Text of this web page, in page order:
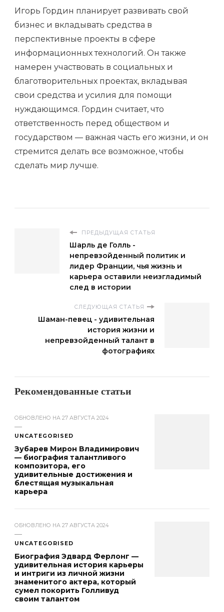
Игорь Гордин планирует развивать свой
бизнес и вкладывать средства в
перспективные проекты в сфере
информационных технологий. Он также
намерен участвовать в социальных и
благотворительных проектах, вкладывая
свои средства и усилия для помощи
нуждающимся. Гордин считает, что
ответственность перед обществом и
государством — важная часть его жизни, и он
стремится делать все возможное, чтобы
сделать мир лучше.
ПРЕДЫДУЩАЯ СТАТЬЯ
Шарль де Голль -
непревзойденный политик и
лидер Франции, чья жизнь и
карьера оставили неизгладимый
след в истории
СЛЕДУЮЩАЯ СТАТЬЯ
Шаман-певец - удивительная
история жизни и
непревзойденный талант в
фотографиях
Рекомендованные статьи
ОБНОВЛЕНО НА 27 АВГУСТА 2024
UNCATEGORISED
Зубарев Мирон Владимирович
— биография талантливого
композитора, его
удивительные достижения и
блестящая музыкальная
карьера
ОБНОВЛЕНО НА 27 АВГУСТА 2024
UNCATEGORISED
Биография Эдвард Ферлонг —
удивительная история карьеры
и интриги из личной жизни
знаменитого актера, который
сумел покорить Голливуд
своим талантом